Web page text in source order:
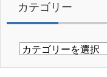
カテゴリー
カ